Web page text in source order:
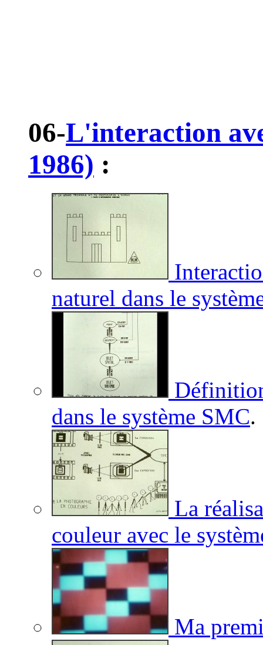
06-L'interaction
1986) :
naturel dans le
dans le système SMC.
La
couleur avec le
Ma